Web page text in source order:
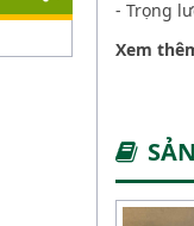
- Trọng
Xem